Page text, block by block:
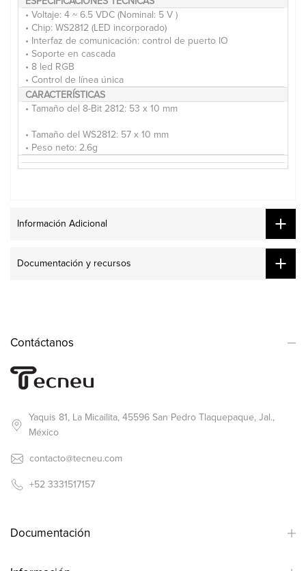
• Voltaje: 4 ~ 6.5 VDC (Nominal: 5 V )
• Chip: WS2812 (LED incorporado)
• Interfaz de comunicación: control de puerto IO
• Soporte en cascada
• 8 led RGB
• Control de línea única
CARACTERÍSTICAS
• Tamaño del 8-Bit 2812: 53 x 10 mm
• Tamaño del WS2812: 57 x 10 mm
• Peso neto: 2.6g
Información Adicional
Documentación y recursos
Contáctanos
Yaquis 81, La Micailita, 45596 San Pedro Tlaquepaque, Jal.,
México
contacto@tecneu.com
+52 3331517157
Documentación